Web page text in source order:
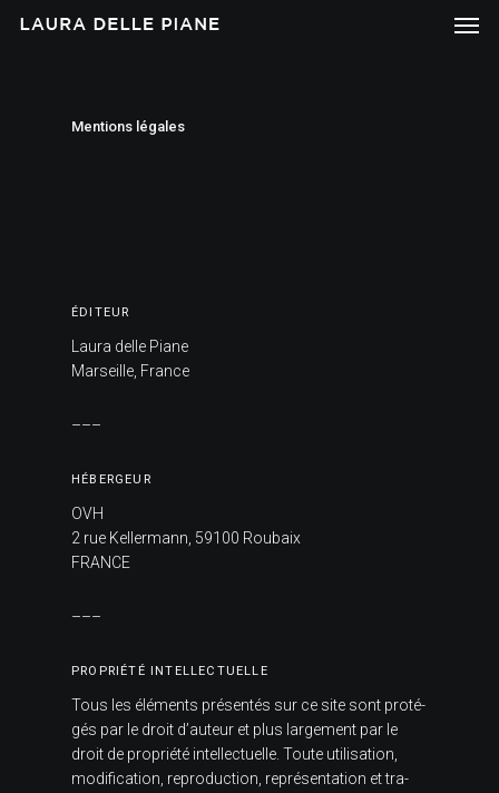
Mentions légales
ÉDI­TEUR
Laura delle Piane
Marseille, France
–––
HÉBER­GEUR
OVH
2 rue Kellermann, 59100 Roubaix
FRANCE
–––
PRO­PRIÉTÉ INTEL­LEC­TUELLE
Tous les élé­ments pré­sen­tés sur ce site sont pro­té­
gés par le droit d’auteur et plus lar­ge­ment par le
droit de pro­priété intel­lec­tuelle. Toute uti­li­sa­tion,
modi­fi­ca­tion, repro­duc­tion, repré­sen­ta­tion et tra­